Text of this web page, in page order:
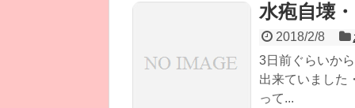
水疱自壊
2018/2/8
3日前ぐらいか
出来ていました
って...